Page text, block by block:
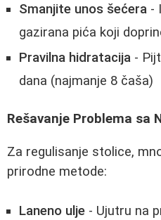
Smanjite unos šećera -
gazirana pića koji
Pravilna hidratacija -
dana (najmanje 8 čaša)
Rešavanje Problema sa
Za regulisanje stolice,
prirodne metode:
Laneno ulje - Ujutru na